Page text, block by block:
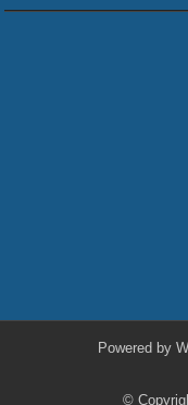
Powered by
©